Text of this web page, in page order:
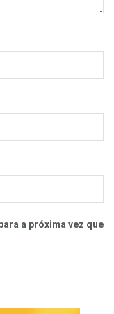
a próxima vez que